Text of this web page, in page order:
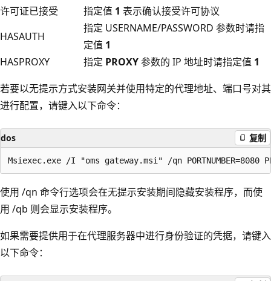
许可证已接受
指定值 1 表示确认接受许可协议
HASAUTH
指定 USERNAME/PASSWORD 参数时请指
定值 1
HASPROXY
指定 PROXY参数的 IP 地址时请指定值 1
若要以无提示方式安装网关并使用特定的代理地址、端口号对其
进行配置，请键入以下命令：
dos 复制
使用 /qn 命令行选项会在无提示安装期间隐藏安装程序，而使
用 /qb 则会显示安装程序。
如果需要提供用于在代理服务器中进行身份验证的凭据，请键入
以下命令：